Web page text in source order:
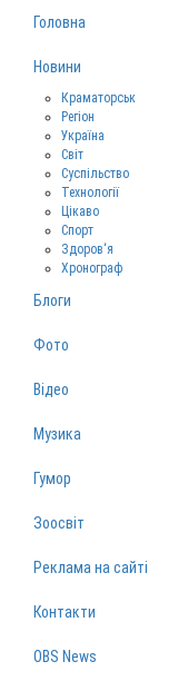
Головна
Новини
Краматорськ
Регіон
Україна
Світ
Суспільство
Технології
Цікаво
Спорт
Здоров‘я
Хронограф
Блоги
Фото
Відео
Музика
Гумор
Зоосвіт
Реклама на сайті
Контакти
OBS News